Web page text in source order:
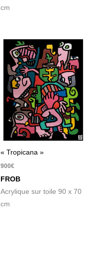
cm
« Tropicana »
900€
FROB
Acrylique sur toile 90 x 70
cm